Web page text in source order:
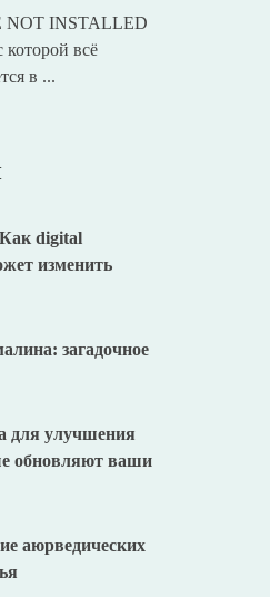
NOT INSTALLED
которой всё
в ...
Как digital
изменить
загадочное
для улучшения
обновляют ваши
аюрведических